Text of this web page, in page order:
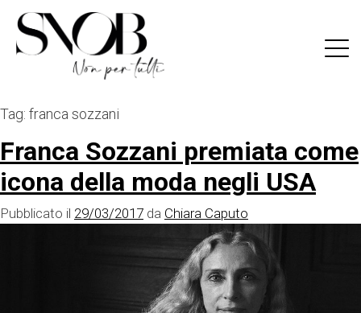
content
Tag: franca sozzani
Franca Sozzani premiata come
icona della moda negli USA
Pubblicato il 29/03/2017 da Chiara Caputo